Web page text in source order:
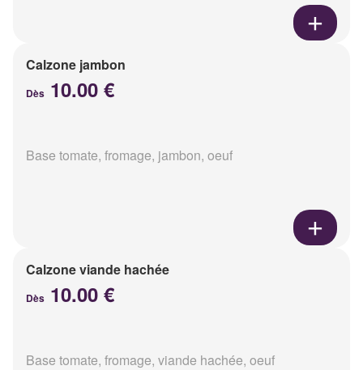
Calzone jambon
Dès 10.00 €
Base tomate, fromage, jambon, oeuf
Calzone viande hachée
Dès 10.00 €
Base tomate, fromage, viande hachée, oeuf